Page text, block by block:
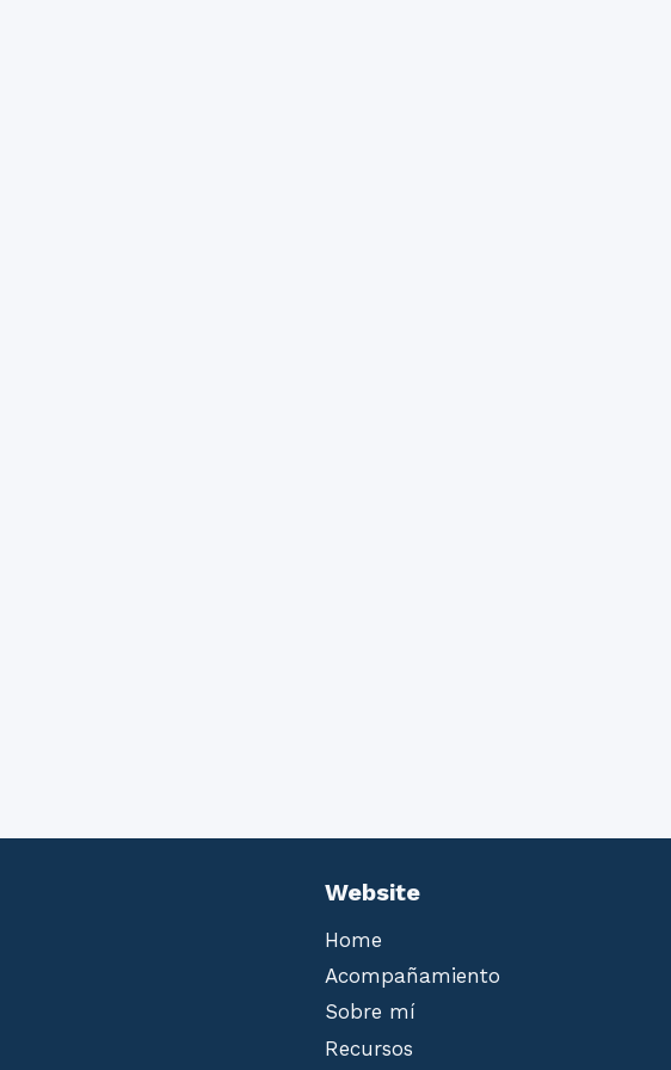
Website
Home
Acompañamiento
Sobre mí
Recursos